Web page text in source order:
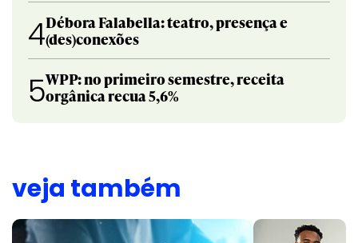
4Débora Falabella: teatro, presença e
(des)conexões
5WPP: no primeiro semestre, receita
orgânica recua 5,6%
veja também